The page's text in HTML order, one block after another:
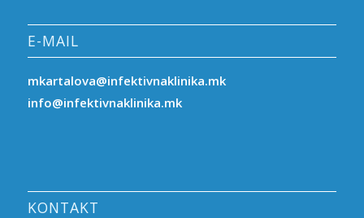
E-MAIL
mkartalova@infektivnaklinika.mk
info@infektivnaklinika.mk
KONTAKT